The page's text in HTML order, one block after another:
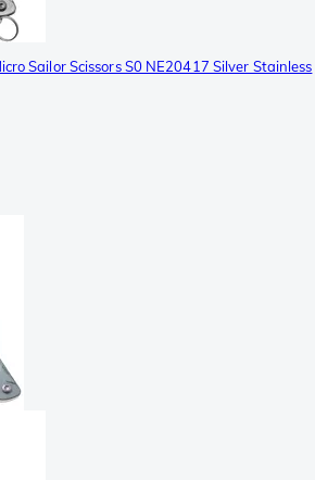
Sailor Scissors S0 NE20417 Silver Stainless